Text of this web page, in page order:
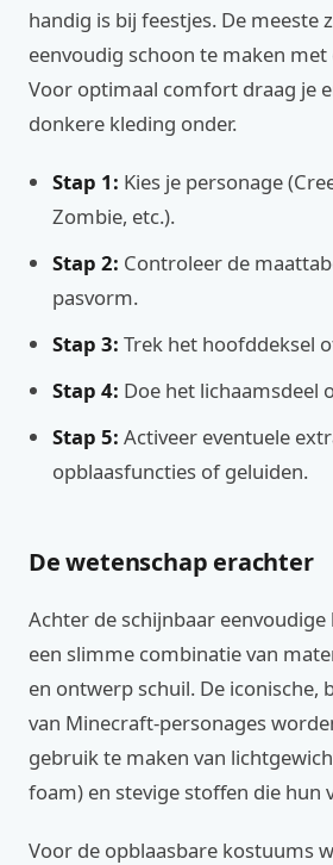
handig is bij feestjes. De meeste
eenvoudig schoon te maken
Voor optimaal comfort draag je
donkere kleding onder.
Stap 1: Kies je personage
Zombie, etc.).
Stap 2: Controleer de
pasvorm.
Stap 3: Trek het hoofddeksel
Stap 4: Doe het lichaamsdeel
Stap 5: Activeer eventuele
opblaasfuncties of geluiden.
De wetenschap erachter
Achter de schijnbaar
een slimme combinatie van
en ontwerp schuil. De iconische,
van Minecraft-personages
gebruik te maken van
foam) en stevige stoffen die hun
Voor de opblaasbare kostuums